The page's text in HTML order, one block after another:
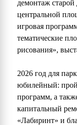
демонтаж
центральной
игровая
тематические
рисования»,
2026 год для
юбилейный:
программ, а
капитальный
«Лабиринт» и